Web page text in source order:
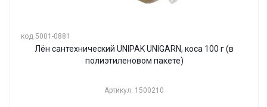
код 5001-0881
Лён сантехнический UNIPAK UNIGARN, коса 100 г (в
полиэтиленовом пакете)
Артикул: 1500210